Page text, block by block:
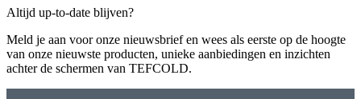
Altijd up-to-date blijven?
Meld je aan voor onze nieuwsbrief en wees als eerste op de hoogte
van onze nieuwste producten, unieke aanbiedingen en inzichten
achter de schermen van TEFCOLD.